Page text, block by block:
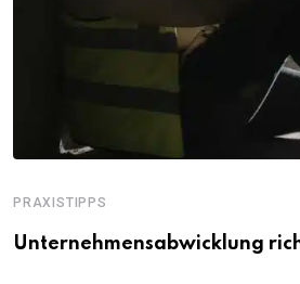
PRAXISTIPPS
Unternehmensabwicklung